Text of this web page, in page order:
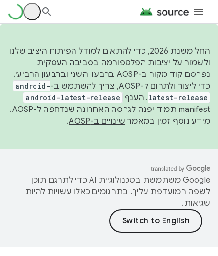
החל משנת 2026, כדי להתאים למודל הפיתוח היציב שלנו
ולשמור על יציבות הפלטפורמה בסביבה העסקית,
נפרסם קוד מקור ב-AOSP ברבעון השני וברבעון הרביעי.
כדי ליצור ולתרום ל-AOSP, צריך להשתמש ב-
android-
latest-release. הענף android-latest-release
manifest תמיד יפנה לגרסה האחרונה שנדחפה ל-AOSP.
מידע נוסף זמין במאמר שינויים ב-AOSP .
‫Google משתמשת בטכנולוגיית AI כדי לתרגם תוכן
לשפה המועדפת עליך. בתרגומים כאלו עשויות להיות
שגיאות.